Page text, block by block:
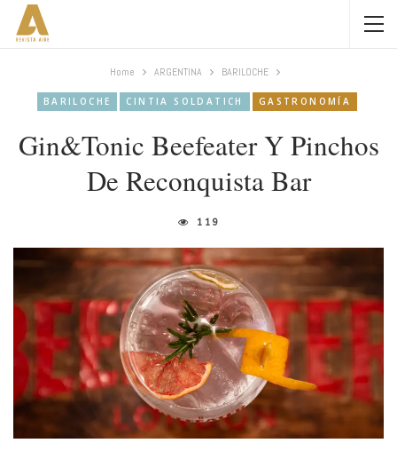
Home ARGENTINA BARILOCHE
BARILOCHE CINTIA SOLDATICH GASTRONOMÍA
Gin&Tonic Beefeater Y Pinchos
De Reconquista Bar
119